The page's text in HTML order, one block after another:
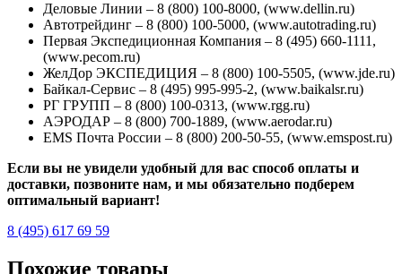
Деловые Линии – 8 (800) 100-8000, (www.dellin.ru)
Автотрейдинг – 8 (800) 100-5000, (www.autotrading.ru)
Первая Экспедиционная Компания – 8 (495) 660-1111,
(www.pecom.ru)
ЖелДор ЭКСПЕДИЦИЯ – 8 (800) 100-5505, (www.jde.ru)
Байкал-Сервис – 8 (495) 995-995-2, (www.baikalsr.ru)
РГ ГРУПП – 8 (800) 100-0313, (www.rgg.ru)
АЭРОДАР – 8 (800) 700-1889, (www.aerodar.ru)
EMS Почта России – 8 (800) 200-50-55, (www.emspost.ru)
Если вы не увидели удобный для вас способ оплаты и
доставки, позвоните нам, и мы обязательно подберем
оптимальный вариант!
8 (495) 617 69 59
Похожие товары